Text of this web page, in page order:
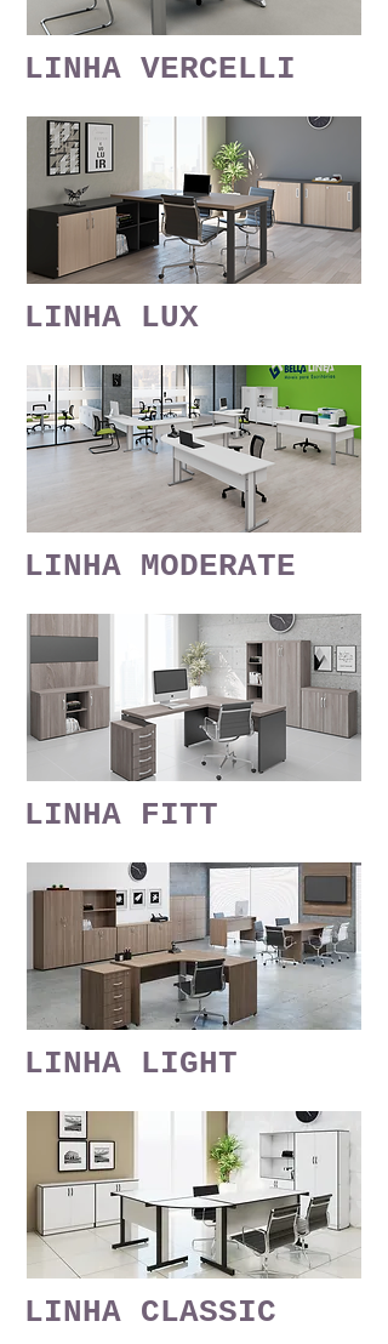
LINHA VERCELLI
LINHA LUX
LINHA MODERATE
LINHA FITT
LINHA LIGHT
LINHA CLASSIC